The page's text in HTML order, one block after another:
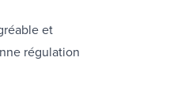
et
régulation